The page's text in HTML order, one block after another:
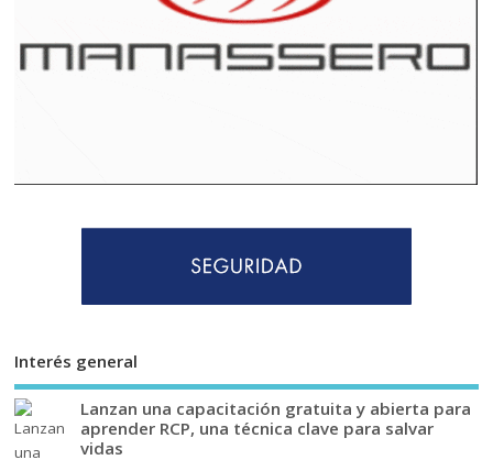
Interés general
Lanzan una capacitación gratuita y abierta para
aprender RCP, una técnica clave para salvar
vidas